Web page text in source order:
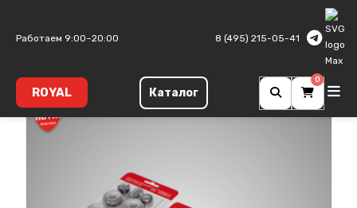
Работаем 9:00–20:00 8 (495) 215-05-41
ROYAL Каталог
0
Комплектующие Royal Thermo